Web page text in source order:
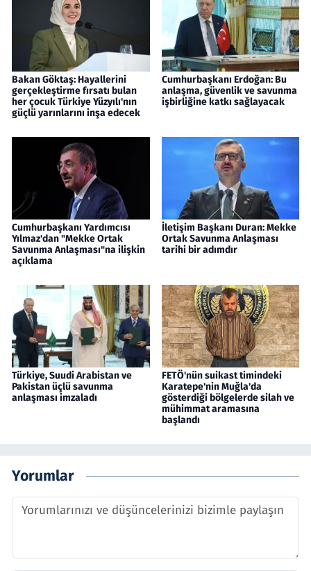
Bakan Göktaş: Hayallerini
gerçekleştirme fırsatı bulan
her çocuk Türkiye Yüzyılı'nın
güçlü yarınlarını inşa edecek
Cumhurbaşkanı Erdoğan: Bu
anlaşma, güvenlik ve savunma
işbirliğine katkı sağlayacak
Cumhurbaşkanı Yardımcısı
Yılmaz'dan "Mekke Ortak
Savunma Anlaşması"na ilişkin
açıklama
İletişim Başkanı Duran: Mekke
Ortak Savunma Anlaşması
tarihi bir adımdır
Türkiye, Suudi Arabistan ve
Pakistan üçlü savunma
anlaşması imzaladı
FETÖ'nün suikast timindeki
Karatepe'nin Muğla'da
gösterdiği bölgelerde silah ve
mühimmat aramasına
başlandı
Yorumlar